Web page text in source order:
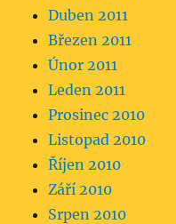
Duben 2011
Březen 2011
Únor 2011
Leden 2011
Prosinec 2010
Listopad 2010
Říjen 2010
Září 2010
Srpen 2010